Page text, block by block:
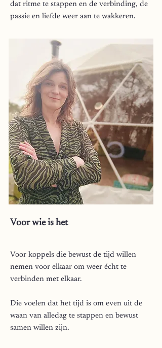
dat ritme te stappen en de verbinding, de
passie en liefde weer aan te wakkeren.
Voor wie is het
Voor koppels die bewust de tijd willen
nemen voor elkaar om weer écht te
verbinden met elkaar.
Die voelen dat het tijd is om even uit de
waan van alledag te stappen en bewust
samen willen zijn.